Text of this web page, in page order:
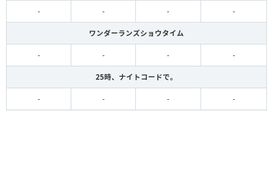
- - - -
ワンダーランズショウタイム
- - - -
25時、ナイトコードで。
- - - -